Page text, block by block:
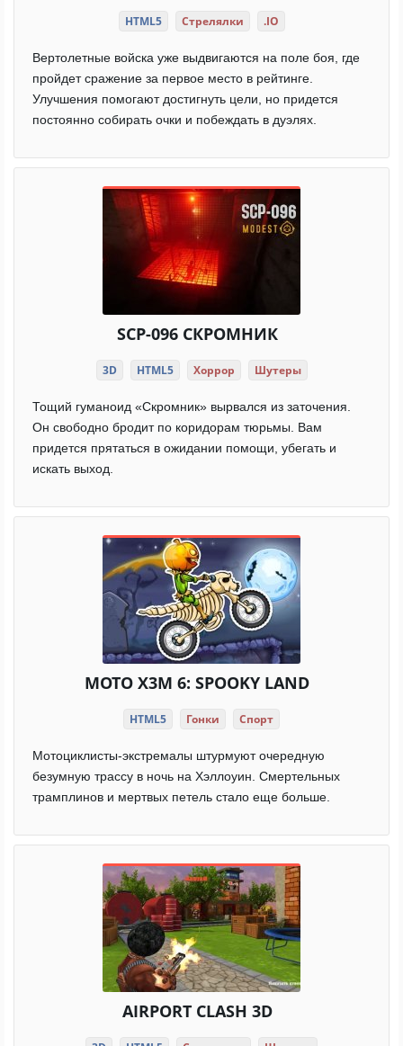
HTML5 Стрелялки .IO
Вертолетные войска уже выдвигаются на поле боя, где
пройдет сражение за первое место в рейтинге.
Улучшения помогают достигнуть цели, но придется
постоянно собирать очки и побеждать в дуэлях.
SCP-096 СКРОМНИК
3D HTML5 Хоррор Шутеры
Тощий гуманоид «Скромник» вырвался из заточения.
Он свободно бродит по коридорам тюрьмы. Вам
придется прятаться в ожидании помощи, убегать и
искать выход.
MOTO X3M 6: SPOOKY LAND
HTML5 Гонки Спорт
Мотоциклисты-экстремалы штурмуют очередную
безумную трассу в ночь на Хэллоуин. Смертельных
трамплинов и мертвых петель стало еще больше.
AIRPORT CLASH 3D